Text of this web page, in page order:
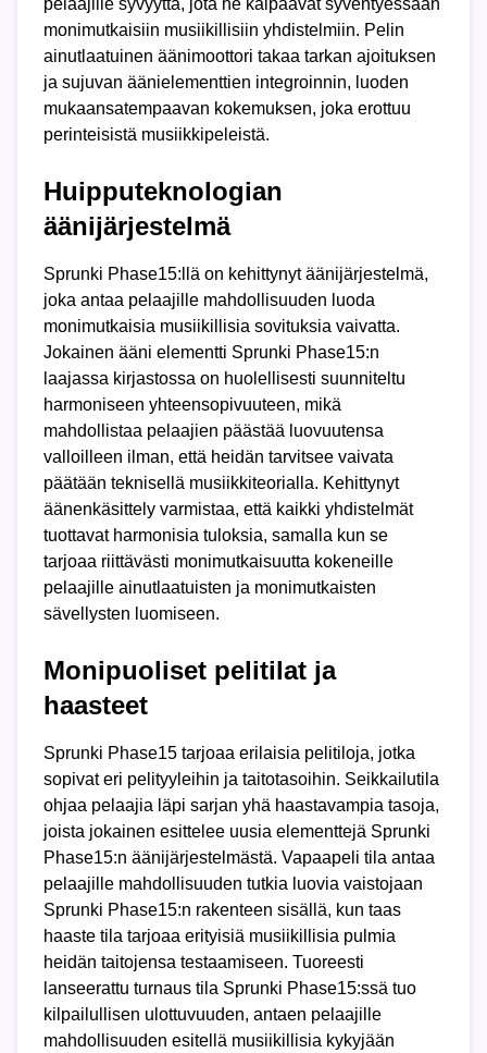
monimutkaisiin musiikillisiin yhdistelmiin. Pelin
ainutlaatuinen äänimoottori takaa tarkan ajoituksen
ja sujuvan äänielementtien integroinnin, luoden
mukaansatempaavan kokemuksen, joka erottuu
perinteisistä musiikkipeleistä.
Huipputeknologian
äänijärjestelmä
Sprunki Phase15:llä on kehittynyt äänijärjestelmä,
joka antaa pelaajille mahdollisuuden luoda
monimutkaisia musiikillisia sovituksia vaivatta.
Jokainen ääni elementti Sprunki Phase15:n
laajassa kirjastossa on huolellisesti suunniteltu
harmoniseen yhteensopivuuteen, mikä
mahdollistaa pelaajien päästää luovuutensa
valloilleen ilman, että heidän tarvitsee vaivata
päätään teknisellä musiikkiteorialla. Kehittynyt
äänenkäsittely varmistaa, että kaikki yhdistelmät
tuottavat harmonisia tuloksia, samalla kun se
tarjoaa riittävästi monimutkaisuutta kokeneille
pelaajille ainutlaatuisten ja monimutkaisten
sävellysten luomiseen.
Monipuoliset pelitilat ja
haasteet
Sprunki Phase15 tarjoaa erilaisia pelitiloja, jotka
sopivat eri pelityyleihin ja taitotasoihin. Seikkailutila
ohjaa pelaajia läpi sarjan yhä haastavampia tasoja,
joista jokainen esittelee uusia elementtejä Sprunki
Phase15:n äänijärjestelmästä. Vapaapeli tila antaa
pelaajille mahdollisuuden tutkia luovia vaistojaan
Sprunki Phase15:n rakenteen sisällä, kun taas
haaste tila tarjoaa erityisiä musiikillisia pulmia
heidän taitojensa testaamiseen. Tuoreesti
lanseerattu turnaus tila Sprunki Phase15:ssä tuo
kilpailullisen ulottuvuuden, antaen pelaajille
mahdollisuuden esitellä musiikillisia kykyjään